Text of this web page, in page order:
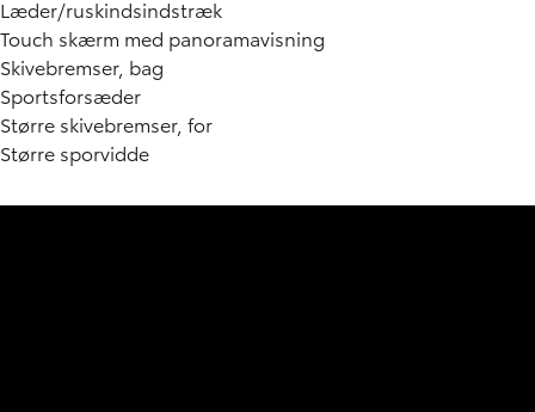
Læder/ruskindsindstræk
Touch skærm med panoramavisning
Skivebremser, bag
Sportsforsæder
Større skivebremser, for
Større sporvidde